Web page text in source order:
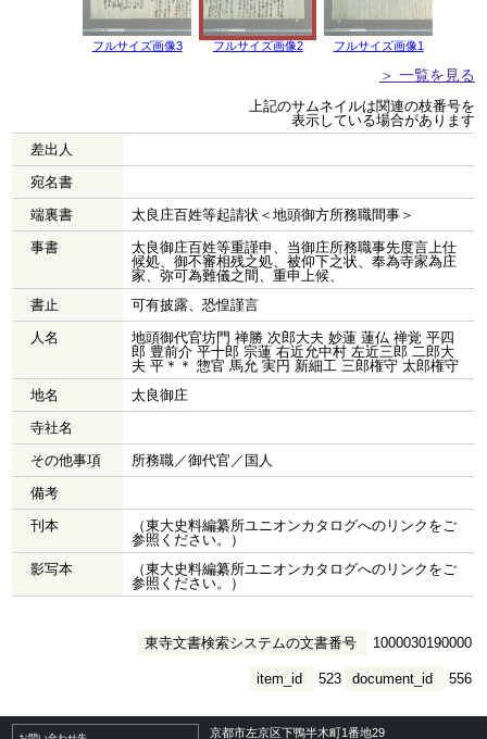
フルサイズ画像3 フルサイズ画像2 フルサイズ画像1
＞ 一覧を見る
上記のサムネイルは関連の枝番号を
表示している場合があります
差出人
宛名書
端裏書
太良庄百姓等起請状＜地頭御方所務職間事＞
事書
太良御庄百姓等重謹申、当御庄所務職事先度言上仕
候処、御不審相残之処、被仰下之状、奉為寺家為庄
家、弥可為難儀之間、重申上候、
書止
可有披露、恐惶謹言
人名
地頭御代官坊門 禅勝 次郎大夫 妙蓮 蓮仏 禅覚 平四
郎 豊前介 平十郎 宗蓮 右近允中村 左近三郎 二郎大
夫 平＊＊ 惣官 馬允 実円 新細工 三郎権守 太郎権守
地名
太良御庄
寺社名
その他事項
所務職／御代官／国人
備考
刊本
（東大史料編纂所ユニオンカタログへのリンクをご
参照ください。）
影写本
（東大史料編纂所ユニオンカタログへのリンクをご
参照ください。）
東寺文書検索システムの文書番号 1000030190000
document_id 556
item_id 523
京都市左京区下鴨半木町1番地29